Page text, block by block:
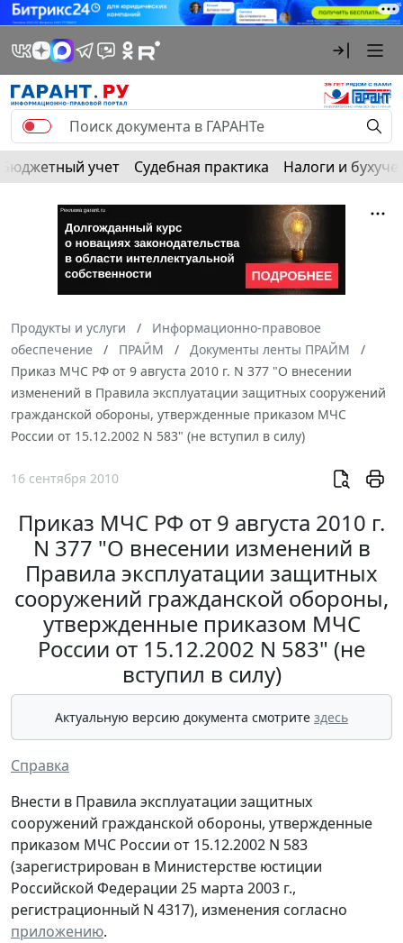
Бюджетный учет Судебная практика Налоги и
Продукты и услуги
Информационно-правовое
обеспечение
ПРАЙМ
Документы ленты ПРАЙМ
Приказ МЧС РФ от 9 августа 2010 г. N 377 "О внесении
изменений в Правила эксплуатации защитных сооружений
гражданской обороны, утвержденные приказом МЧС
России от 15.12.2002 N 583" (не вступил в силу)
16 сентября 2010
Приказ МЧС РФ от 9 августа 2010 г.
N 377 "О внесении изменений в
Правила эксплуатации защитных
сооружений гражданской обороны,
утвержденные приказом МЧС
России от 15.12.2002 N 583" (не
вступил в силу)
Актуальную версию документа смотрите здесь
Справка
Внести в Правила эксплуатации защитных
сооружений гражданской обороны, утвержденные
приказом МЧС России от 15.12.2002 N 583
(зарегистрирован в Министерстве юстиции
Российской Федерации 25 марта 2003 г.,
регистрационный N 4317), изменения согласно
приложению.